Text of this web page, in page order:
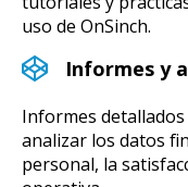
uso de OnSinch.
Informes y
Informes
analizar los datos
personal, la